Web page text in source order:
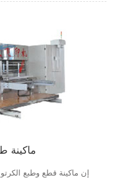
ماكينة
إن ماكينة قطع وطبع